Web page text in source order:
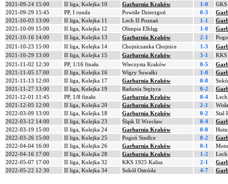
2021-09-24 15:00
II liga, Kolejka 10 Garbarnia Kraków 1-0
GKS
2021-09-29 15:45
PP, I runda Powiśle Dzierzgoń 0-3
2021-10-03 13:00
II liga, Kolejka 11 Lech II Poznań 1-1
2021-10-09 15:00
II liga, Kolejka 12 Olimpia Elbląg 1-0
2021-10-16 14:00
II liga, Kolejka 13 Garbarnia Kraków 2-1
2021-10-23 15:00
II liga, Kolejka 14 Chojniczanka Chojnice 1-3
2021-10-29 13:00
II liga, Kolejka 15 Garbarnia Kraków 3-1
KKS
2021-11-02 12:30
PP, 1/16 finału Wieczysta Kraków 0-5
2021-11-05 17:00
II liga, Kolejka 16 Wigry Suwałki 1-0
2021-11-13 12:00
II liga, Kolejka 17 Garbarnia Kraków 0-0
2021-11-27 13:00
II liga, Kolejka 19 Radunia Stężyca 0-2
2021-12-01 11:45
PP, 1/8 finału Garbarnia Kraków 0-4
2021-12-05 12:00
II liga, Kolejka 20 Garbarnia Kraków 2-1
2022-03-09 13:00
II liga, Kolejka 18 Garbarnia Kraków 0-2
Stal
2022-03-12 14:00
II liga, Kolejka 23 Śląsk II Wrocław 0-4
2022-03-19 15:00
II liga, Kolejka 24 Garbarnia Kraków 0-0
2022-03-26 15:00
II liga, Kolejka 25 Pogoń Siedlce 0-2
2022-04-04 16:00
II liga, Kolejka 26 Garbarnia Kraków 0-1
2022-04-16 17:00
II liga, Kolejka 28 Garbarnia Kraków 1-2
2022-05-07 17:00
II liga, Kolejka 32 KKS 1925 Kalisz 2-1
2022-05-22 12:30
II liga, Kolejka 34 Sokół Ostróda 4-7